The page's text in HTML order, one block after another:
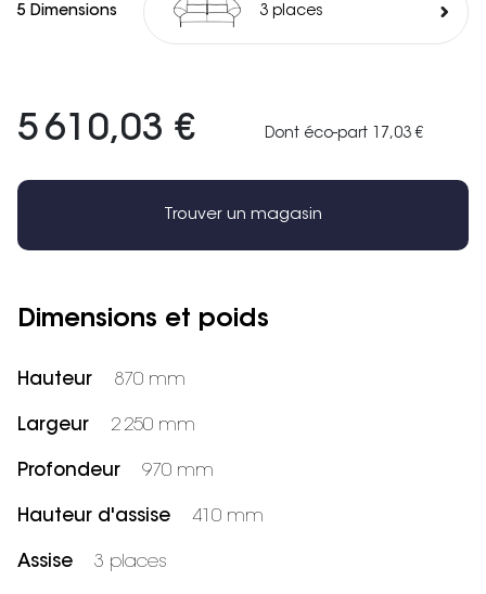
5 Dimensions 3 places
5 610,03 € Dont éco-part 17,03 €
Trouver un magasin
Dimensions et poids
Hauteur 870 mm
Largeur 2 250 mm
Profondeur 970 mm
Hauteur d'assise 410 mm
Assise 3 places